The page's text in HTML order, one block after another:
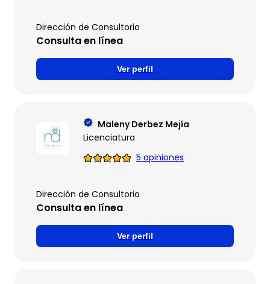
Dirección de Consultorio
Consulta en línea
Ver perfil
Maleny Derbez Mejía
Licenciatura
5 opiniones
Dirección de Consultorio
Consulta en línea
Ver perfil